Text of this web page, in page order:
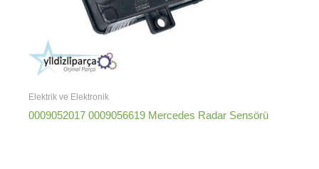
Elektrik ve Elektronik
0009052017 0009056619 Mercedes Radar Sensörü